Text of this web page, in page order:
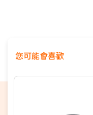
您可能會喜歡